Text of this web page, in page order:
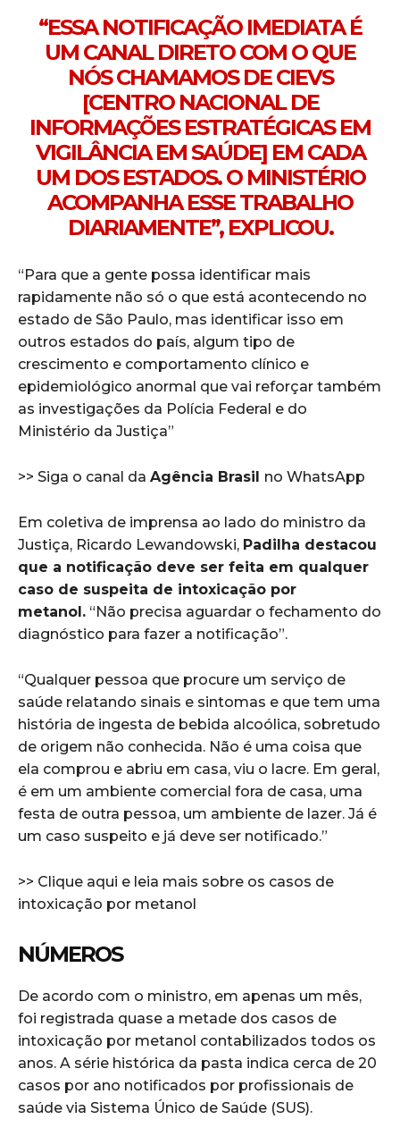
“ESSA NOTIFICAÇÃO IMEDIATA É
UM CANAL DIRETO COM O QUE
NÓS CHAMAMOS DE CIEVS
[CENTRO NACIONAL DE
INFORMAÇÕES ESTRATÉGICAS EM
VIGILÂNCIA EM SAÚDE] EM CADA
UM DOS ESTADOS. O MINISTÉRIO
ACOMPANHA ESSE TRABALHO
DIARIAMENTE”, EXPLICOU.
“Para que a gente possa identificar mais
rapidamente não só o que está acontecendo no
estado de São Paulo, mas identificar isso em
outros estados do país, algum tipo de
crescimento e comportamento clínico e
epidemiológico anormal que vai reforçar também
as investigações da Polícia Federal e do
Ministério da Justiça”
>> Siga o canal da Agência Brasil no WhatsApp
Em coletiva de imprensa ao lado do ministro da
Justiça, Ricardo Lewandowski, Padilha destacou
que a notificação deve ser feita em qualquer
caso de suspeita de intoxicação por
metanol. “Não precisa aguardar o fechamento do
diagnóstico para fazer a notificação”.
“Qualquer pessoa que procure um serviço de
saúde relatando sinais e sintomas e que tem uma
história de ingesta de bebida alcoólica, sobretudo
de origem não conhecida. Não é uma coisa que
ela comprou e abriu em casa, viu o lacre. Em geral,
é em um ambiente comercial fora de casa, uma
festa de outra pessoa, um ambiente de lazer. Já é
um caso suspeito e já deve ser notificado.”
>> Clique aqui e leia mais sobre os casos de
intoxicação por metanol
NÚMEROS
De acordo com o ministro, em apenas um mês,
foi registrada quase a metade dos casos de
intoxicação por metanol contabilizados todos os
anos. A série histórica da pasta indica cerca de 20
casos por ano notificados por profissionais de
saúde via Sistema Único de Saúde (SUS).